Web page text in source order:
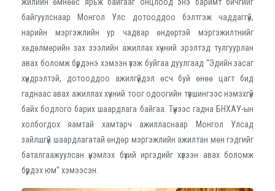
байгуулснаар Монгол Улс дотооддоо бэлтгэж чаддаггүй,
нарийн мэргэжлийн ур чадвар өндөртэй мэргэжилтнийг
хөдөлмөрийн зах зээлийн ажиллах хүчний эрэлтэд тулгуурлан
авах боломж бүрдэнэ хэмээн үзэж буйгаа дуулгаад “Эдийн засаг
хүндрэлтэй, дотооддоо ажилгүйдэл өсч буй өнөө цагт бид
гаднаас авах ажиллах хүчний тоог одоогийн түвшингээс нэмэхгүй
байх бодлого барих шаардлага байгаа. Түүнээс гадна БНХАУ-ын
холбогдох яамтай хамтарч ажилласнаар Монгол Улсад
зайлшгүй шаардлагатай өндөр мэргэжлийн ажилтан мөн гэдгийг
баталгаажуулсан үнэмлэх бүхий иргэдийг хүлээн авах боломж
бүрдэх юм” хэмээсэн.